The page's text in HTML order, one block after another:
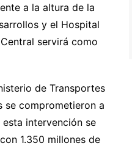
a la altura de la
y el Hospital
servirá como
de Transportes
se comprometieron a
intervención se
1.350 millones de